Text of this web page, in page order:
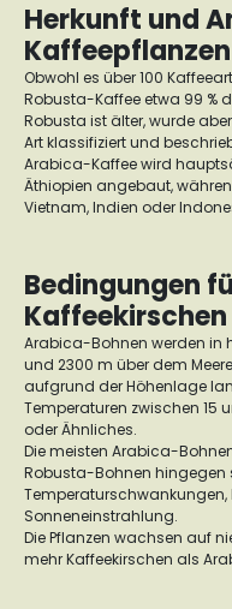
Herkunft und
Kaffeepflanzen
Obwohl es über 100
Robusta-Kaffee etwa 99 %
Robusta ist älter, wurde
Art klassifiziert und
Arabica-Kaffee wird
Äthiopien angebaut,
Vietnam, Indien oder
Bedingungen
Kaffeekirschen
Arabica-Bohnen werden in
und 2300 m über dem
aufgrund der Höhenlage
Temperaturen zwischen 15
oder Ähnliches.
Die meisten Arabica-
Robusta-Bohnen
Temperaturschwankungen,
Sonneneinstrahlung.
Die Pflanzen wachsen auf
mehr Kaffeekirschen als